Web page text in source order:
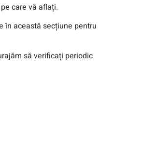
care vă aflați.
în această secțiune pentru
să verificați periodic